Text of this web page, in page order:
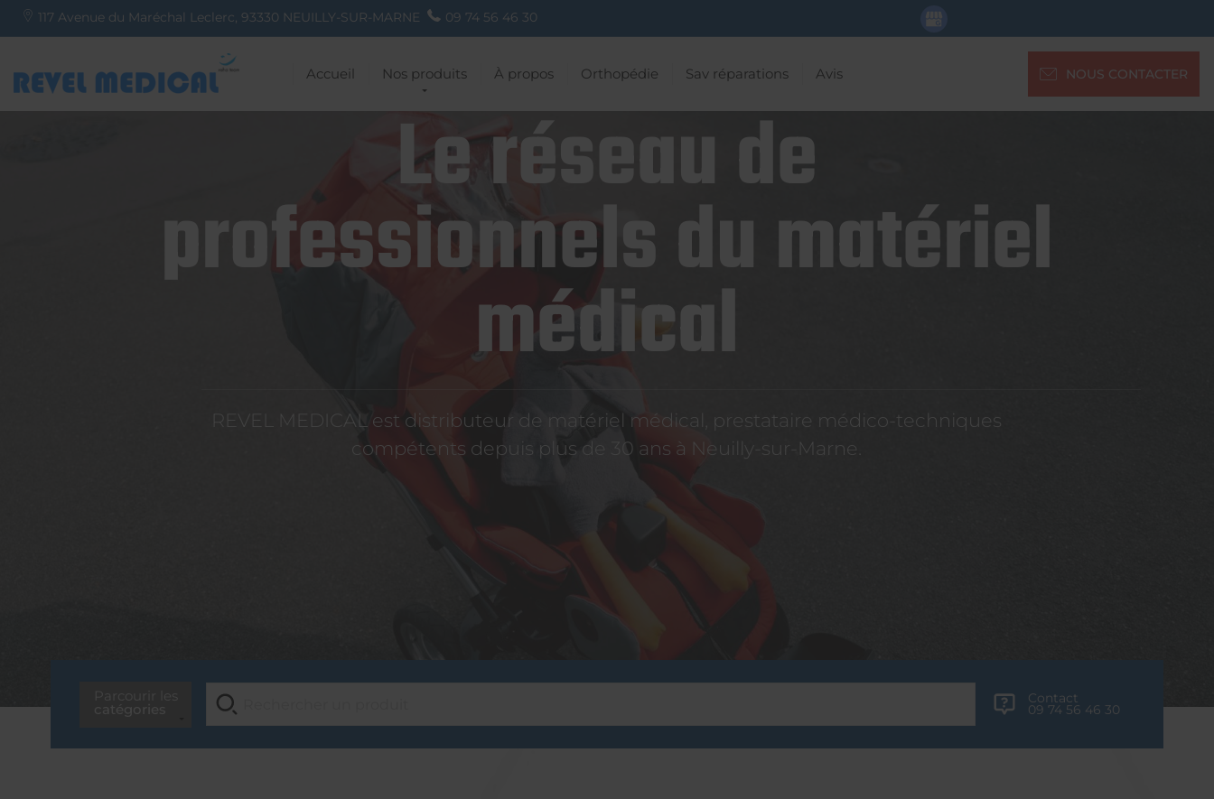
117 Avenue du Maréchal Leclerc, 93330 NEUILLY-SUR-MARNE 09 74 56 46 30
Accueil Nos produits À propos Orthopédie Sav réparations Avis NOUS CONTACTER
Le réseau de
professionnels du matériel
médical
REVEL MEDICAL est distributeur de matériel médical, prestataire médico-techniques
compétents depuis plus de 30 ans à Neuilly-sur-Marne.
Contact
09 74 56 46 30